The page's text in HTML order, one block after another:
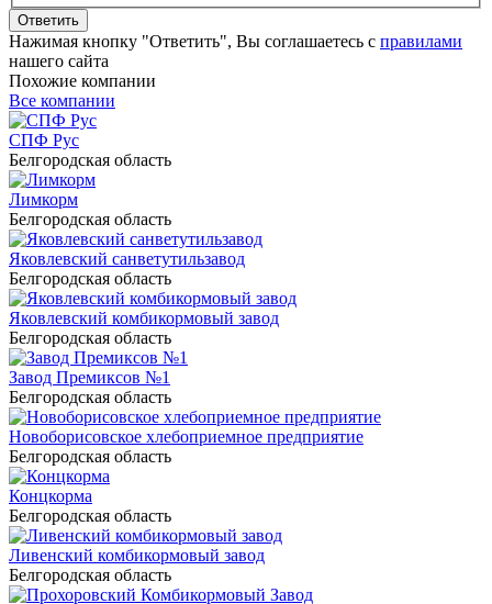
Ответить
Нажимая кнопку "Ответить", Вы соглашаетесь с правилами
нашего сайта
Похожие компании
Все компании
СПФ Рус
Белгородская область
Лимкорм
Белгородская область
Яковлевский санветутильзавод
Белгородская область
Яковлевский комбикормовый завод
Белгородская область
Завод Премиксов №1
Белгородская область
Новоборисовское хлебоприемное предприятие
Белгородская область
Концкорма
Белгородская область
Ливенский комбикормовый завод
Белгородская область